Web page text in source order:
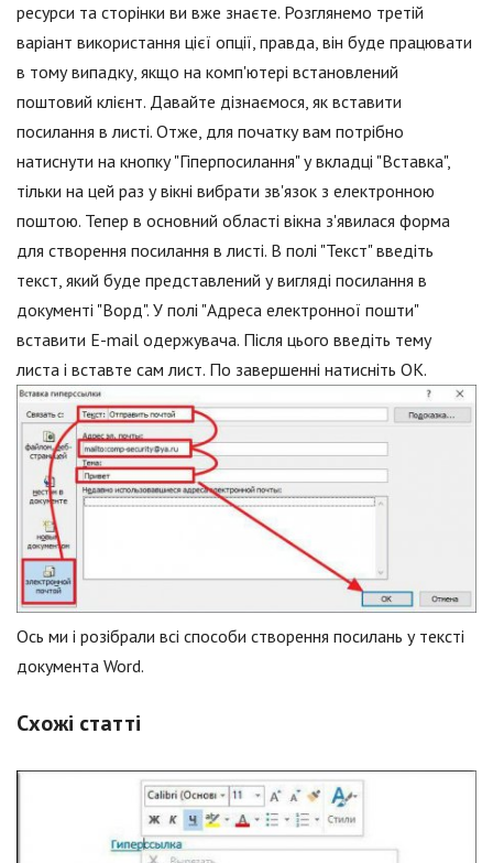
ресурси та сторінки ви вже знаєте. Розглянемо третій
варіант використання цієї опції, правда, він буде працювати
в тому випадку, якщо на комп'ютері встановлений
поштовий клієнт. Давайте дізнаємося, як вставити
посилання в листі. Отже, для початку вам потрібно
натиснути на кнопку "Гіперпосилання" у вкладці "Вставка",
тільки на цей раз у вікні вибрати зв'язок з електронною
поштою. Тепер в основний області вікна з'явилася форма
для створення посилання в листі. В полі "Текст" введіть
текст, який буде представлений у вигляді посилання в
документі "Ворд". У полі "Адреса електронної пошти"
вставити E-mail одержувача. Після цього введіть тему
листа і вставте сам лист. По завершенні натисніть ОК.
Ось ми і розібрали всі способи створення посилань у тексті
документа Word.
Схожі статті